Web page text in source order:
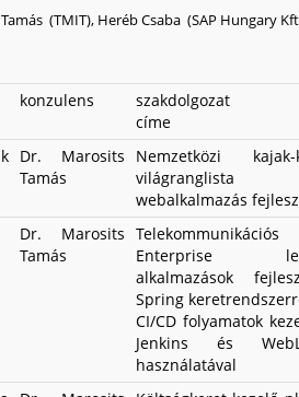
(TMIT), Heréb Csaba (SAP Hungary
konzulens
szakdolgozat
címe
Dr. Marosits
Tamás
Nemzetközi kajak-
világranglista
webalkalmazás
Dr. Marosits
Tamás
Telekommunikációs
Enterprise
alkalmazások
Spring
CI/CD folyamatok
Jenkins és
használatával